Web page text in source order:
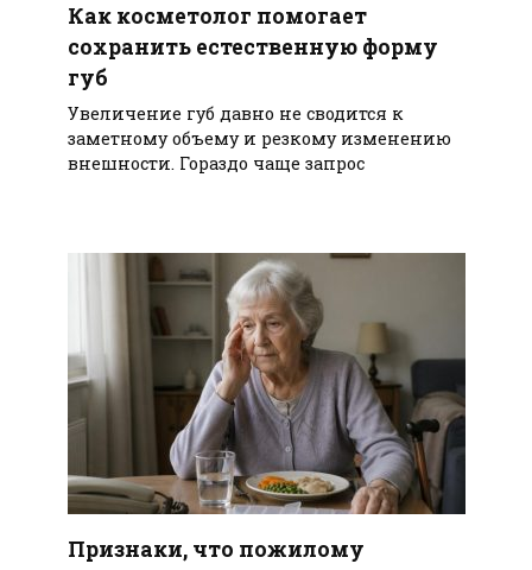
Как косметолог помогает
сохранить естественную форму
губ
Увеличение губ давно не сводится к
заметному объему и резкому изменению
внешности. Гораздо чаще запрос
Признаки, что пожилому